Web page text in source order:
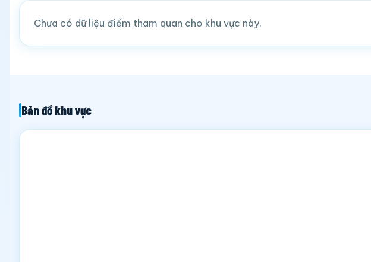
Chưa có dữ liệu điểm tham quan cho khu vực này.
Bản đồ khu vực